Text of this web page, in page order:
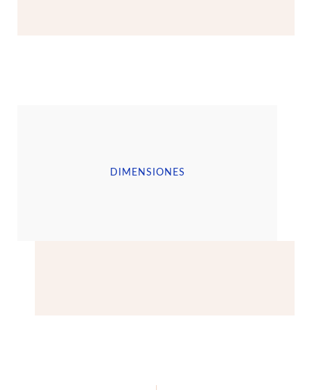
DIMENSIONES